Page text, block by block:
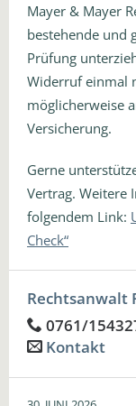
Mayer & Mayer
bestehende und
Prüfung
Widerruf einmal
möglicherweise
Versicherung.
Gerne
Vertrag. Weitere
folgendem Link:
Check“
Rechtsanwalt
0761/
Kontakt